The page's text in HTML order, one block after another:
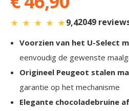
★ ★ ★ ★ ★9,42049
Voorzien van het U-Select
eenvoudig de gewenste
Origineel Peugeot stalen
garantie op het mechanisme
Elegante chocoladebruine